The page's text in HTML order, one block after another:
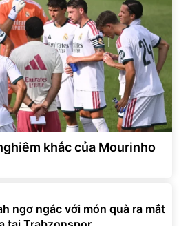
khắc của Mourinho
ngơ ngác với món quà ra mắt